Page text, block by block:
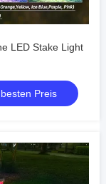
LED Stake Light
Preis